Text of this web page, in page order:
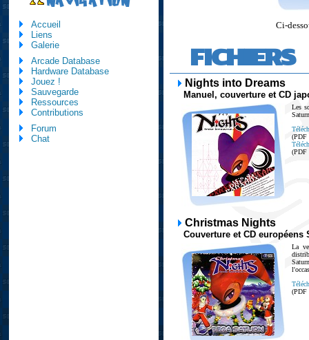
Ci-
FICHIERS
Nights into Dreams
Manuel, couverture et CD
Les
(PDF
(PDF
Christmas Nights
Couverture et CD européens
La
(PDF
Accueil
Liens
Galerie
Arcade Database
Hardware Database
Jouez !
Sauvegarde
Ressources
Contributions
Forum
Chat